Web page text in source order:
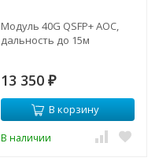
Модуль 40G QSFP+ AOC,
дальность до 15м
13 350 ₽
В корзину
В наличии